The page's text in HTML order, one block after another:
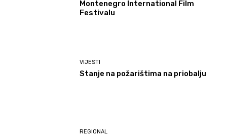
Montenegro International Film
Festivalu
VIJESTI
Stanje na požarištima na priobalju
REGIONAL